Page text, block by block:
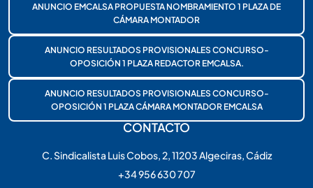
ANUNCIO EMCALSA PROPUESTA NOMBRAMIENTO 1 PLAZA DE
CÁMARA MONTADOR
ANUNCIO RESULTADOS PROVISIONALES CONCURSO-
OPOSICIÓN 1 PLAZA REDACTOR EMCALSA.
ANUNCIO RESULTADOS PROVISIONALES CONCURSO-
OPOSICIÓN 1 PLAZA CÁMARA MONTADOR EMCALSA
CONTACTO
C. Sindicalista Luis Cobos, 2, 11203 Algeciras, Cádiz
+34 956 630 707